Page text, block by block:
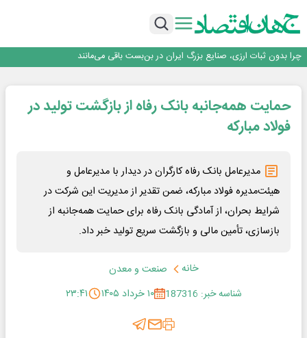
روزنامه ۱۷ مرداد
چرا بدون ثبات ارزی، صنایع بزرگ ایران در بن‌بست باقی می‌مانند
روزنامه ۱۷ مرداد
افزایش قیمت بلیت اتوبوس فصلی شد؟
حمایت همه‌جانبه بانک رفاه از بازگشت تولید در
فولاد مبارکه
مدیرعامل بانک رفاه کارگران در دیدار با مدیرعامل و
هیئت‌مدیره فولاد مبارکه، ضمن تقدیر از مدیریت این شرکت در
شرایط بحران، از آمادگی بانک رفاه برای حمایت همه‌جانبه از
بازسازی، تأمین مالی و بازگشت سریع تولید خبر داد.
خانه
صنعت و معدن
شناسه خبر: 187316
۱۰ خرداد ۱۴۰۵ ۲۳:۴۱